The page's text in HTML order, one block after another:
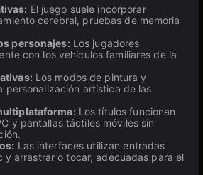
El juego suele incorporar
cerebral, pruebas de memoria
personajes: Los jugadores
con los vehículos familiares de la
Los modos de pintura y
personalización artística de las
Los títulos funcionan
y pantallas táctiles móviles sin
Las interfaces utilizan entradas
y arrastrar o tocar, adecuadas para el